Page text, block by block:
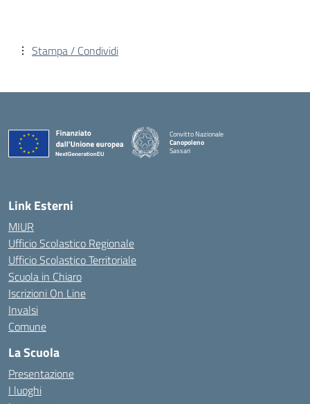
Stampa / Condividi
Convitto Nazionale
Canopoleno
Sassari
Link Esterni
MIUR
Ufficio Scolastico Regionale
Ufficio Scolastico Territoriale
Scuola in Chiaro
Iscrizioni On Line
Invalsi
Comune
La Scuola
Presentazione
I luoghi